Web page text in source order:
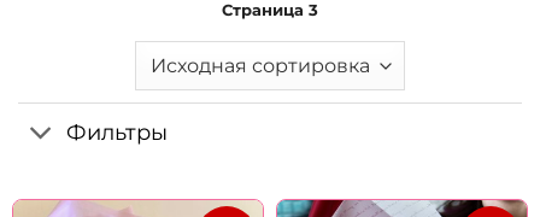
Страница 3
Фильтры